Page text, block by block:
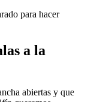
para hacer
a la
abiertas y que